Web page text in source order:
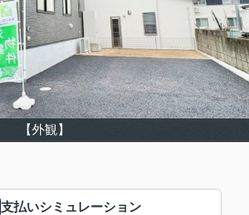
【外観】
支払いシミュレーション